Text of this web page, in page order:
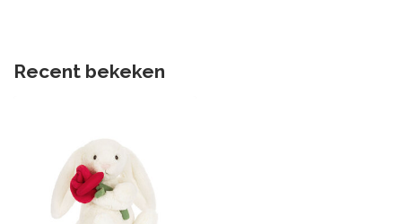
Recent bekeken